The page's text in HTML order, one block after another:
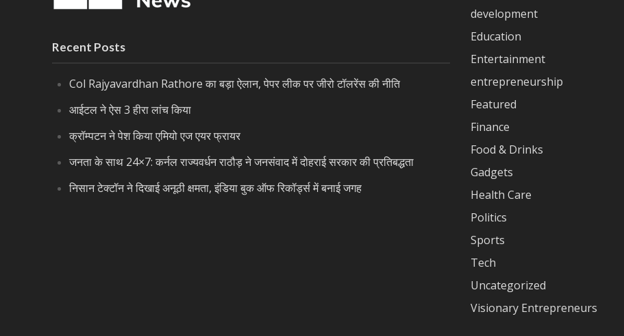
Recent Posts
Col Rajyavardhan Rathore का बड़ा ऐलान, पेपर लीक पर जीरो टॉलरेंस की नीति
आईटल ने ऐस 3 हीरा लांच किया
क्रॉम्पटन ने पेश किया एमियो एज एयर फ्रायर
जनता के साथ 24×7: कर्नल राज्यवर्धन राठौड़ ने जनसंवाद में दोहराई सरकार की प्रतिबद्धता
निसान टेक्टॉन ने दिखाई अनूठी क्षमता, इंडिया बुक ऑफ रिकॉर्ड्स में बनाई जगह
development
Education
Entertainment
entrepreneurship
Featured
Finance
Food & Drinks
Gadgets
Health Care
Politics
Sports
Tech
Uncategorized
Visionary Entrepreneurs